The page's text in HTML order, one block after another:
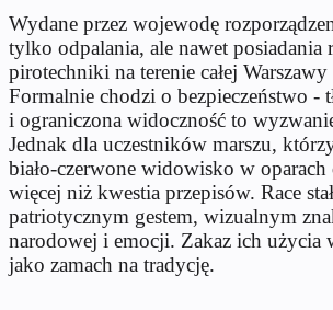
Wydane przez wojewodę
tylko odpalania, ale nawet posiadania
pirotechniki na terenie całej
Formalnie chodzi o bezpieczeństwo -
i ograniczona widoczność to
Jednak dla uczestników marszu,
biało-czerwone widowisko w
więcej niż kwestia przepisów. Race
patriotycznym gestem, wizualnym
narodowej i emocji. Zakaz ich użycia
jako zamach na tradycję.